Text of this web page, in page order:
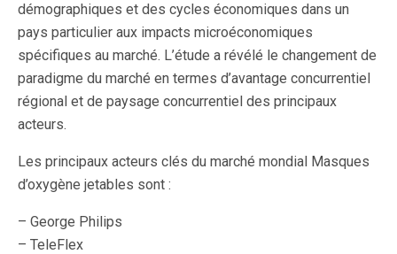
démographiques et des cycles économiques dans un
pays particulier aux impacts microéconomiques
spécifiques au marché. L’étude a révélé le changement de
paradigme du marché en termes d’avantage concurrentiel
régional et de paysage concurrentiel des principaux
acteurs.
Les principaux acteurs clés du marché mondial Masques
d’oxygène jetables sont :
– George Philips
– TeleFlex